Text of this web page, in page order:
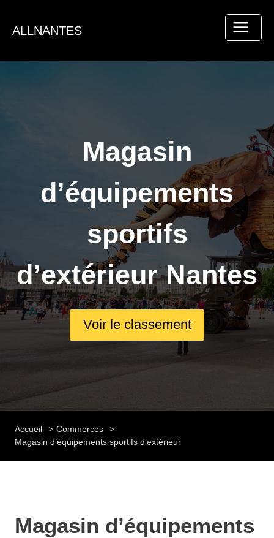
contenu
ALLNANTES
Magasin
d’équipements
sportifs
d’extérieur Nantes
Voir le classement
Accueil
Commerces
Magasin d’équipements sportifs d’extérieur
Magasin d’équipements